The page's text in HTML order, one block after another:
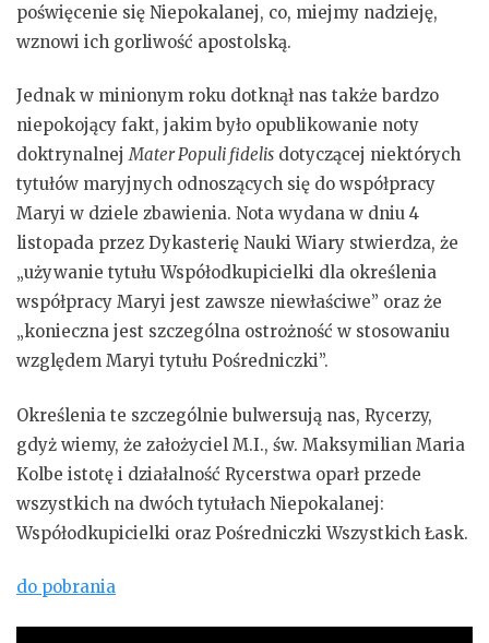
poświęcenie się Niepokalanej, co, miejmy nadzieję,
wznowi ich gorliwość apostolską.
Jednak w minionym roku dotknął nas także bardzo
niepokojący fakt, jakim było opublikowanie noty
doktrynalnejMater Populi fidelis dotyczącej niektórych
tytułów maryjnych odnoszących się do współpracy
Maryi w dziele zbawienia. Nota wydana w dniu 4
listopada przez Dykasterię Nauki Wiary stwierdza, że
„używanie tytułu Współodkupicielki dla określenia
współpracy Maryi jest zawsze niewłaściwe” oraz że
„konieczna jest szczególna ostrożność w stosowaniu
względem Maryi tytułu Pośredniczki”.
Określenia te szczególnie bulwersują nas, Rycerzy,
gdyż wiemy, że założyciel M.I., św. Maksymilian Maria
Kolbe istotę i działalność Rycerstwa oparł przede
wszystkich na dwóch tytułach Niepokalanej:
Współodkupicielki oraz Pośredniczki Wszystkich Łask.
do pobrania